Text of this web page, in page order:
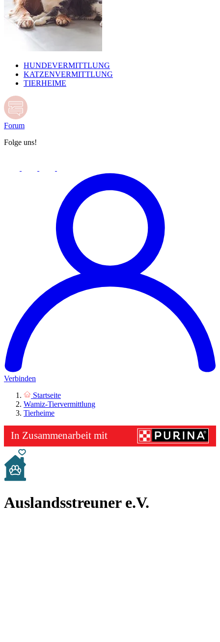
HUNDEVERMITTLUNG
KATZENVERMITTLUNG
TIERHEIME
Forum
Folge uns!
Verbinden
Startseite
Wamiz-Tiervermittlung
Tierheime
Auslandsstreuner e.V.